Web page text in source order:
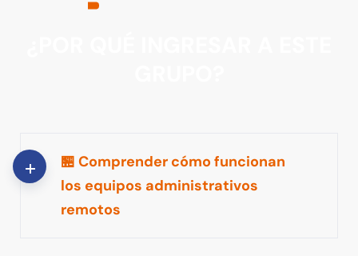
🏪 Comprender cómo funcionan
los equipos administrativos
remotos